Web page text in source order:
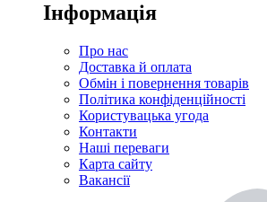
Інформація
Про нас
Доставка й оплата
Обмін і повернення товарів
Політика конфіденційності
Користувацька угода
Контакти
Наші переваги
Карта сайту
Вакансії